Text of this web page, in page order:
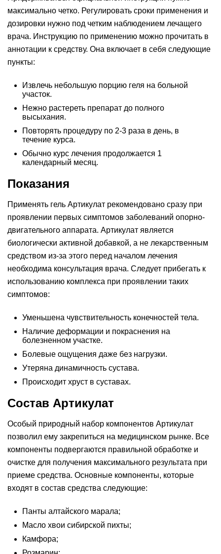
максимально четко. Регулировать сроки применения и
дозировки нужно под четким наблюдением лечащего
врача. Инструкцию по применению можно прочитать в
аннотации к средству. Она включает в себя следующие
пункты:
Извлечь небольшую порцию геля на больной
участок.
Нежно растереть препарат до полного
высыхания.
Повторять процедуру по 2-3 раза в день, в
течение курса.
Обычно курс лечения продолжается 1
календарный месяц.
Показания
Применять гель Артикулат рекомендовано сразу при
проявлении первых симптомов заболеваний опорно-
двигательного аппарата. Артикулат является
биологически активной добавкой, а не лекарственным
средством из-за этого перед началом лечения
необходима консультация врача. Следует прибегать к
использованию комплекса при проявлении таких
симптомов:
Уменьшена чувствительность конечностей тела.
Наличие деформации и покраснения на
болезненном участке.
Болевые ощущения даже без нагрузки.
Утеряна динамичность сустава.
Происходит хруст в суставах.
Состав Артикулат
Особый природный набор компонентов Артикулат
позволил ему закрепиться на медицинском рынке. Все
компоненты подвергаются правильной обработке и
очистке для получения максимального результата при
приеме средства. Основные компоненты, которые
входят в состав средства следующие:
Панты алтайского марала;
Масло хвои сибирской пихты;
Камфора;